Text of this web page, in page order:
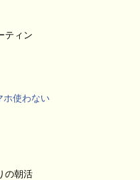
ティン
ホ使わない
の朝活